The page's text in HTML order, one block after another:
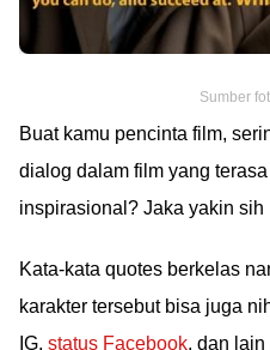
Sumber
Buat kamu pencinta film,
dialog dalam film yang
inspirasional? Jaka yakin sih
Kata-kata quotes berkelas
karakter tersebut bisa juga
IG, status Facebook, dan